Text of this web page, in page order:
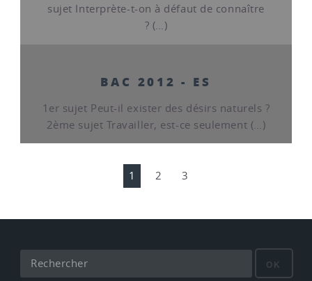
sujet Interprète-t-on à défaut de connaître
? (…)
BAC 2012 - ES
1er sujet Peut-il exister des désirs naturels ?
2ème sujet Travailler, est-ce seulement (…)
1 2 3
OK